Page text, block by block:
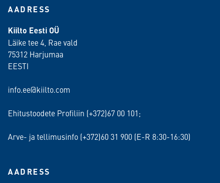
AADRESS
Kiilto Eesti OÜ
Läike tee 4, Rae vald
75312 Harjumaa
EESTI
info.ee@kiilto.com
Ehitustoodete Profiliin (+372)67 00 101;
Arve- ja tellimusinfo (+372)60 31 900 (E-R 8:30-16:30)
AADRESS